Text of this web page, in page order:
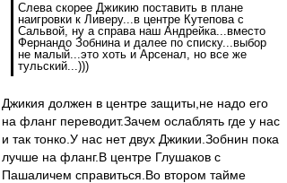
Слева скорее Джикию поставить в плане
наигровки к Ливеру...в центре Кутепова с
Сальвой, ну а справа наш Андрейка...вместо
Фернандо Зобнина и далее по списку...выбор
не малый...это хоть и Арсенал, но все же
тульский...)))
Джикия должен в центре защиты,не надо его
на фланг переводит.Зачем ослаблять где у нас
и так тонко.У нас нет двух Джикии.Зобнин пока
лучше на фланг.В центре Глушаков с
Пашаличем справиться.Во втором тайме